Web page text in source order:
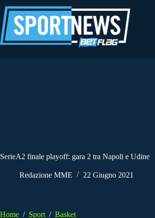
al
contenuto
SerieA2 finale playoff: gara 2 tra Napoli e Udine
Redazione MME 22 Giugno 2021
Home / Sport / Basket